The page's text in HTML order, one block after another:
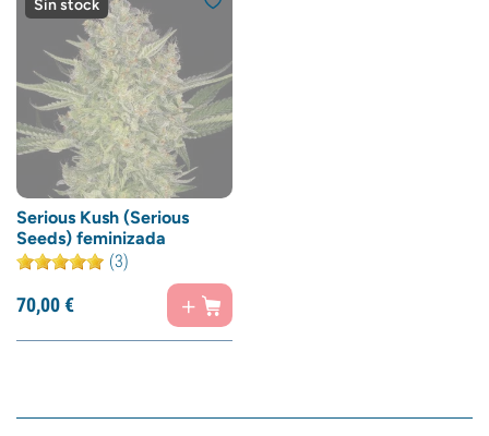
Sin stock
Serious Kush (Serious
Seeds) feminizada
(3)
70,00€